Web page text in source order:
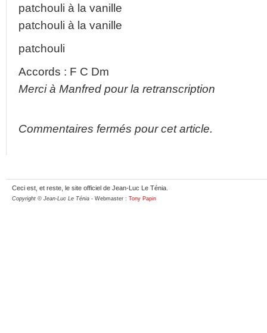
patchouli à la vanille
patchouli à la vanille
patchouli
Accords : F C Dm
Merci à Manfred pour la retranscription
Commentaires fermés pour cet article.
Ceci est, et reste, le site officiel de Jean-Luc Le Ténia.
Copyright © Jean-Luc Le Ténia - Webmaster : Tony Papin